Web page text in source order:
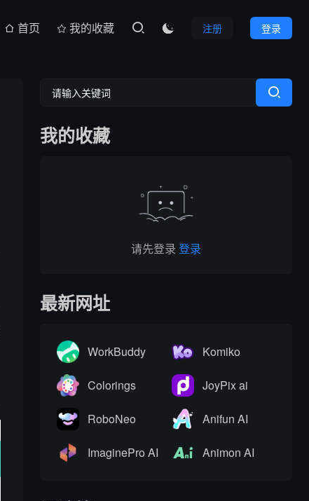
登录
注册

首页
我的收藏
我的收藏
请先登录 登录
最新网址
WorkBuddy Komiko
Colorings JoyPix ai
RoboNeo Anifun AI
ImaginePro AI Animon AI